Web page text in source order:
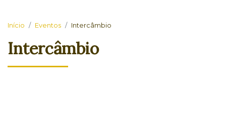
Início Eventos Intercâmbio
Intercâmbio